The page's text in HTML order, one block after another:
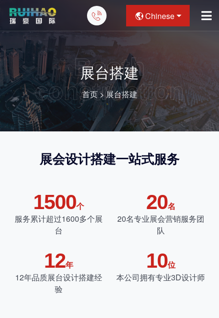
Chinese
展台搭建
Booth
construction
首页>展台搭建
展会设计搭建一站式服务
1500个
服务累计超过1600多个展
台
20名
20名专业展会营销服务团
队
12年
12年品质展台设计搭建经
验
10位
本公司拥有专业3D设计师